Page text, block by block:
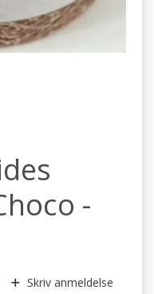
-
Skriv anmeldelse